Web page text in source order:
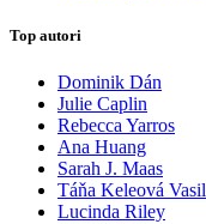
Top autori
Dominik Dán
Julie Caplin
Rebecca Yarros
Ana Huang
Sarah J. Maas
Táňa Keleová
Lucinda Riley